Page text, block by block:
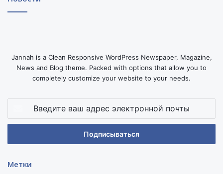
Jannah is a Clean Responsive WordPress Newspaper, Magazine,
News and Blog theme. Packed with options that allow you to
completely customize your website to your needs.
адрес
почты
Метки